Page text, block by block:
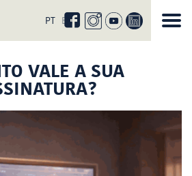
nossa
página
no
PT EN
VALE A SUA